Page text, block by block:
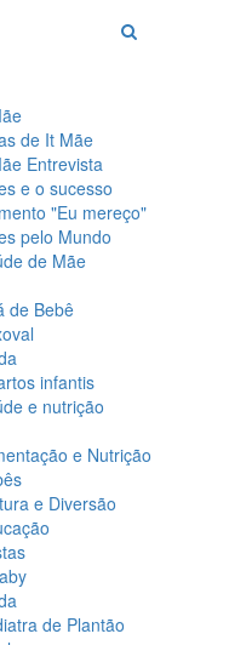
de It Mãe
Entrevista
e o sucesso
"Eu mereço"
pelo Mundo
de Mãe
de Bebê
infantis
e nutrição
e Nutrição
e Diversão
de Plantão